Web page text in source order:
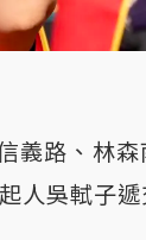
義路、林森
人吳軾子